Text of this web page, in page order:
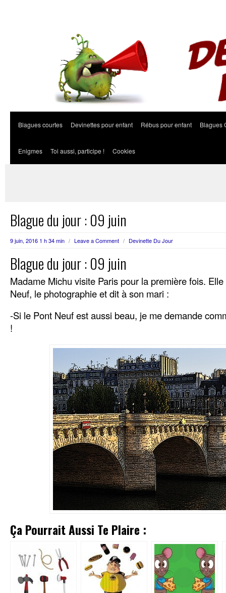
Blagues courtes Devinettes pour enfant Rébus pour enfant Blagues
Enigmes Toi aussi, participe ! Cookies
Blague du jour : 09 juin
9 juin, 2016 1 h 34 min / Leave a Comment / Devinette Du Jour
Blague du jour : 09 juin
Madame Michu visite Paris pour la première fois.
Neuf, le photographie et dit à son mari :
-Si le Pont Neuf est aussi beau, je me demande
!
Ça Pourrait Aussi Te Plaire :